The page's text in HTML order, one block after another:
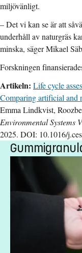
miljövänligt.
– Det vi kan se är att
underhåll av naturgräs
minska, säger Mikael
Forskningen
Artikeln: Life cycle
Comparing artificial and
Emma Lindkvist,
Environmental Systems
2025. DOI: 10.1016/